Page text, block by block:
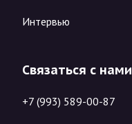
Интервью
Связаться с нами
+7 (993) 589-00-87